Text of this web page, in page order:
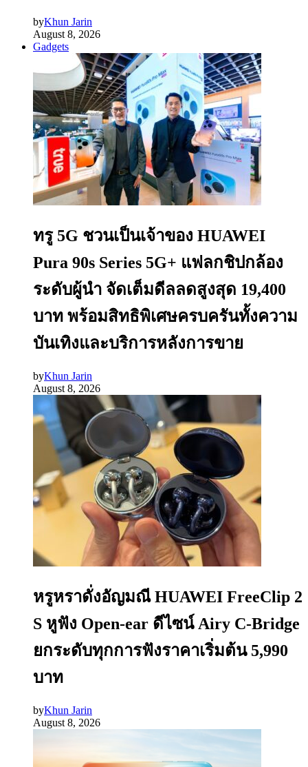
byKhun Jarin
August 8, 2026
Gadgets
ทรู 5G ชวนเป็นเจ้าของ HUAWEI
Pura 90s Series 5G+ แฟลกชิปกล้อง
ระดับผู้นำ จัดเต็มดีลลดสูงสุด 19,400
บาท พร้อมสิทธิพิเศษครบครันทั้งความ
บันเทิงและบริการหลังการขาย
byKhun Jarin
August 8, 2026
หรูหราดั่งอัญมณี HUAWEI FreeClip 2
S หูฟัง Open-ear ดีไซน์ Airy C-Bridge
ยกระดับทุกการฟังราคาเริ่มต้น 5,990
บาท
byKhun Jarin
August 8, 2026